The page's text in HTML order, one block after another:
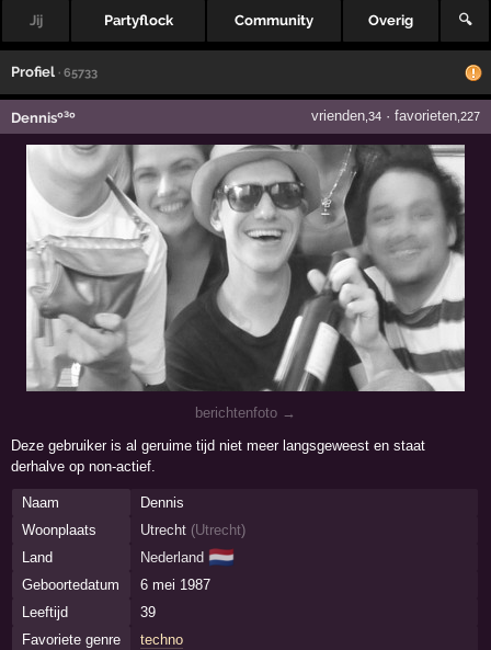
Jij Partyflock Community Overig 🔍
Profiel · 65733
Dennisº³º vrienden,34· favorieten,227
berichtenfoto →
Deze gebruiker is al geruime tijd niet meer langsgeweest en staat
derhalve op non-actief.
Naam
Dennis
Woonplaats
Utrecht (Utrecht)
Land
Nederland 🇳🇱
Geboortedatum
6 mei 1987
Leeftijd
39
Favoriete genre
techno